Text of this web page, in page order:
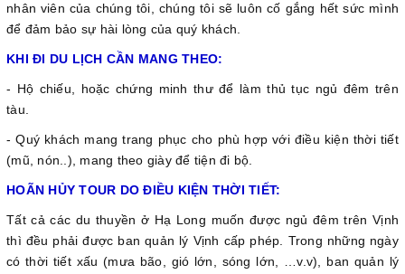
nhân viên của chúng tôi, chúng tôi sẽ luôn cố gắng hết sức mình
để đảm bảo sự hài lòng của quý khách.
KHI ĐI DU LỊCH CẦN MANG THEO:
- Hộ chiếu, hoặc chứng minh thư để làm thủ tục ngủ đêm trên
tàu.
- Quý khách mang trang phục cho phù hợp với điều kiện thời tiết
(mũ, nón..), mang theo giày để tiện đi bộ.
HOÃN HỦY TOUR DO ĐIỀU KIỆN THỜI TIẾT:
Tất cả các du thuyền ở Hạ Long muốn được ngủ đêm trên Vịnh
thì đều phải được ban quản lý Vịnh cấp phép. Trong những ngày
có thời tiết xấu (mưa bão, gió lớn, sóng lớn, …v.v), ban quản lý